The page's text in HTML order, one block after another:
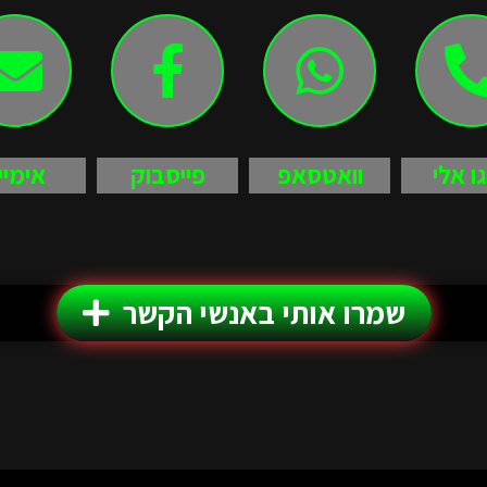
אלי וואטסאפ פייסבוק
שמרו אותי באנשי הקשר